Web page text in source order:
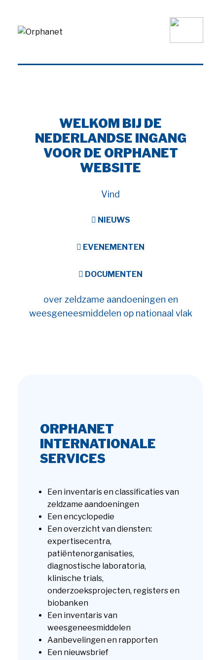
WELKOM BIJ DE
NEDERLANDSE INGANG
VOOR DE ORPHANET
WEBSITE
Vind
NIEUWS
EVENEMENTEN
DOCUMENTEN
over zeldzame aandoeningen en
weesgeneesmiddelen op nationaal vlak
ORPHANET
INTERNATIONALE
SERVICES
Een inventaris en classificaties van
zeldzame aandoeningen
Een encyclopedie
Een overzicht van diensten:
expertisecentra,
patiëntenorganisaties,
diagnostische laboratoria,
klinische trials,
onderzoeksprojecten, registers en
biobanken
Een inventaris van
weesgeneesmiddelen
Aanbevelingen en rapporten
Een nieuwsbrief